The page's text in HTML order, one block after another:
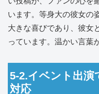
います。等身大の彼女の
大きな喜びであり、彼女
っています。温かい言葉
5-2.イベント出演
対応